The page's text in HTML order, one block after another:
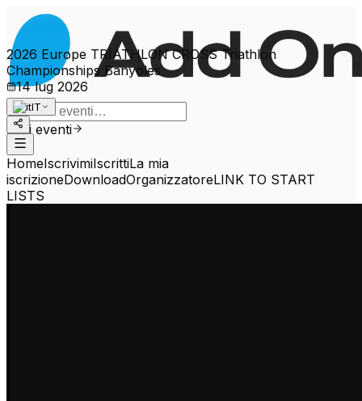
Altri eventi
2026 Europe TRIATHLON CROSS Triathlon
Championships Banyoles
14 lug 2026
IT
HomeIscrivimiIscrittiLa mia
iscrizioneDownloadOrganizzatoreLINK TO START
LISTS